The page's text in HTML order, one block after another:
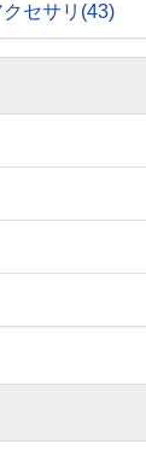
セサリ (43)